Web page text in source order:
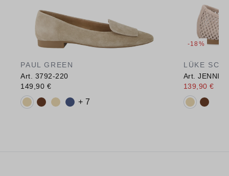
PAUL GREEN
Art. 3792-220
149,90 €
Verfügbare Farbvarianten:
+ 7
-18%
LÜKE
Art.
139,90 €
Verfügbare